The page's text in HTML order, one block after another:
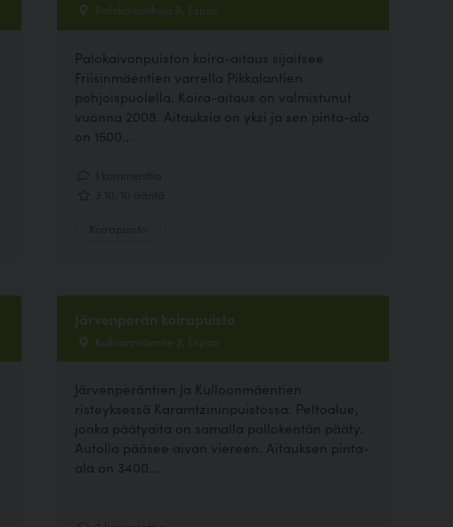
Palokaivonkuja 8, Espoo
Palokaivonpuiston koira-aitaus sijaitsee
Friisinmäentien varrella Pikkalantien
pohjoispuolella. Koira-aitaus on valmistunut
vuonna 2008. Aitauksia on yksi ja sen pinta-ala
on 1500...
Järvenperän koirapuisto
Kulloonmäentie 2, Espoo
Järvenperäntien ja Kulloonmäentien
risteyksessä Karamtzininpuistossa. Peltoalue,
jonka päätyaita on samalla pallokentän pääty.
Autolla pääsee aivan viereen. Aitauksen pinta-
ala on 3400...